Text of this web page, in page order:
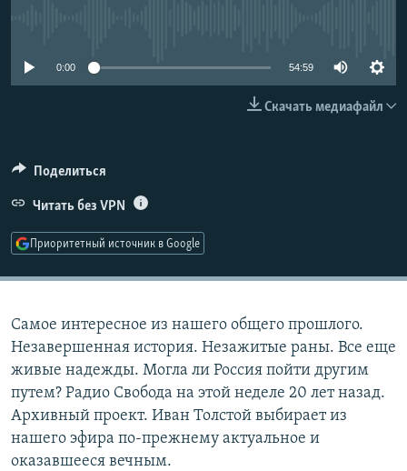
0:00 54:59
Скачать медиафайл
Поделиться
Читать без VPN
Приоритетный источник в Google
Самое интересное из нашего общего прошлого.
Незавершенная история. Незажитые раны. Все еще
живые надежды. Могла ли Россия пойти другим
путем? Радио Свобода на этой неделе 20 лет назад.
Архивный проект. Иван Толстой выбирает из
нашего эфира по-прежнему актуальное и
оказавшееся вечным.